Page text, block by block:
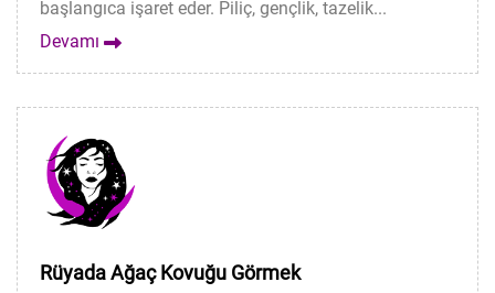
başlangıca işaret eder. Piliç, gençlik, tazelik...
Devamı
Rüyada Ağaç Kovuğu Görmek